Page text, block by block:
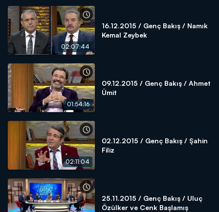
02:07:44
16.12.2015 / Genç Bakış / Namık
Kemal Zeybek
01:54:16
09.12.2015 / Genç Bakış / Ahmet
Ümit
02:11:04
02.12.2015 / Genç Bakış / Şahin
Filiz
25.11.2015 / Genç Bakış / Uluç
Özülker ve Cenk Başlamış